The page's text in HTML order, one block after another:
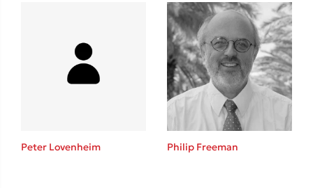
Κατρίνα Τσάνταλη
Lucinda Riley
Mimi Matthews
Teo Benedetti
Peter Lovenheim Philip Freeman